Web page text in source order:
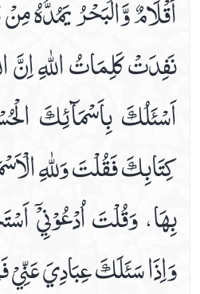
نَفِدَتْ كَلِمَاتُ اللّٰهِ اِنَّ
اَسْئَلُكَ بِاَسْمَآئِكَ
كِتَابِكَ فَقُلْتَ وَللّٰهِ
بِهَا، وَقُلْتَ اُدْعُوْنِيْٓ
وَاِذَا سَئَلَكَ عِبَادِيَ